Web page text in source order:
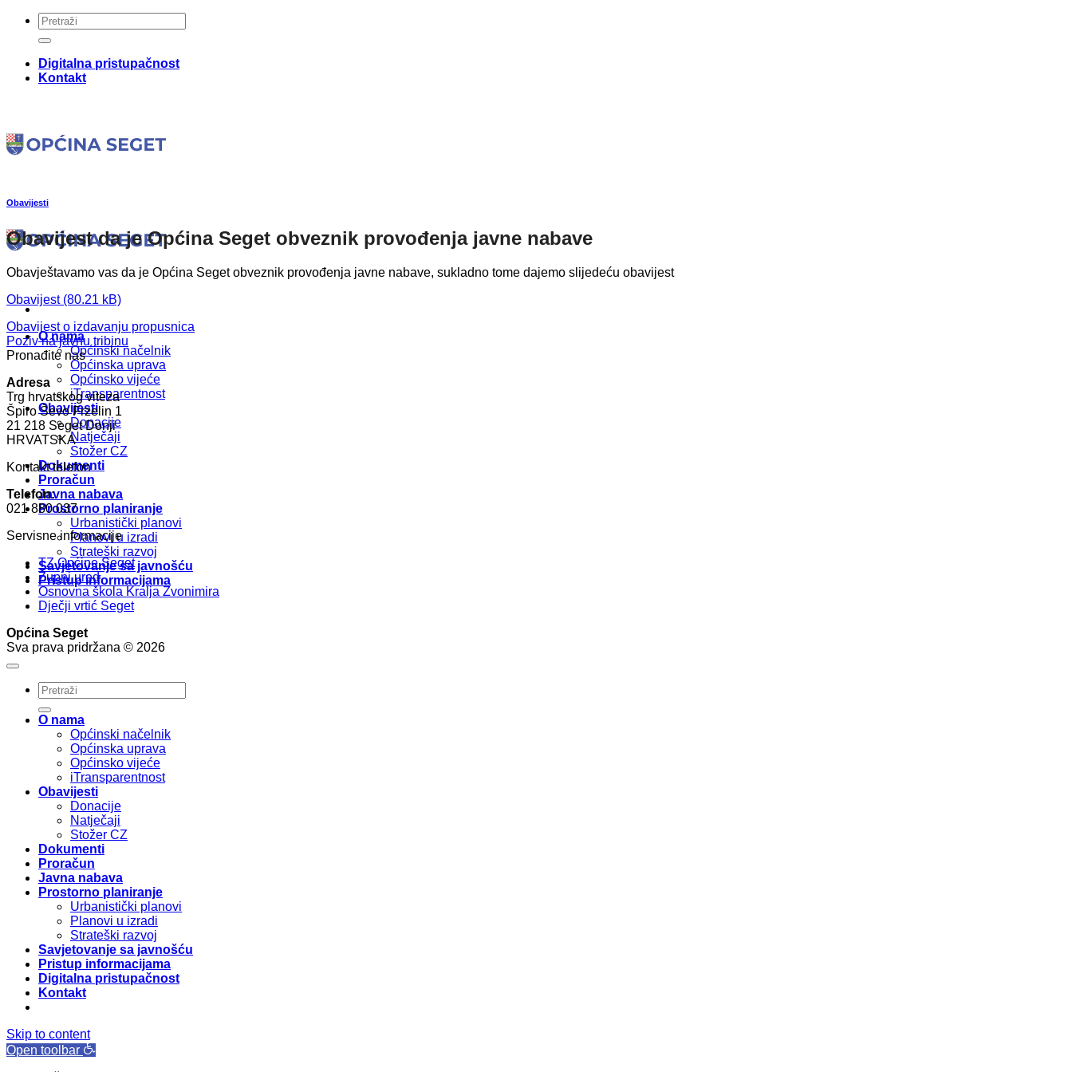
Skip
content
Digitalna pristupačnost
Kontakt
O nama
Općinski načelnik
Općinska uprava
Općinsko vijeće
iTransparentnost
Obavijesti
Donacije
Natječaji
Stožer CZ
Dokumenti
Proračun
Javna nabava
Prostorno planiranje
Urbanistički planovi
Planovi u izradi
Strateški razvoj
Savjetovanje sa javnošću
Pristup informacijama
Obavijesti
Obavijest da je Općina Seget obveznik provođenja javne nabave
Obavještavamo vas da je Općina Seget obveznik provođenja javne nabave, sukladno tome dajemo slijedeću obavijest
Obavijest
Obavijest o izdavanju propusnica
Poziv na javnu tribinu
Pronađite nas
Adresa
Trg hrvatskog viteza
Špiro Ševo Frzelin 1
21 218 Seget Donji
HRVATSKA
Kontakt telefon
Telefon:
021 880 037
Servisne informacije
TZ Općine Seget
Župni ured
Osnovna škola Kralja Zvonimira
Dječji vrtić Seget
Općina Seget
Sva prava pridržana © 2026
O nama
Općinski načelnik
Općinska uprava
Općinsko vijeće
iTransparentnost
Obavijesti
Donacije
Natječaji
Stožer CZ
Dokumenti
Proračun
Javna nabava
Prostorno planiranje
Urbanistički planovi
Planovi u izradi
Strateški razvoj
Savjetovanje sa javnošću
Pristup informacijama
Digitalna pristupačnost
Kontakt
Skip to content
Open toolbar